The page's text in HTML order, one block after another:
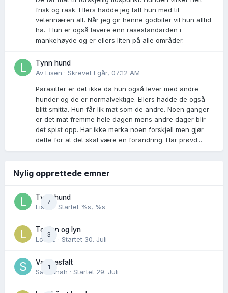
frisk og rask. Ellers hadde jeg tatt hun med til
veterinæren alt. Når jeg gir henne godbiter vil hun alltid
ha. Hun er også lavere enn rasestandarden i
mankehøyde og er ellers liten på alle områder.
Tynn hund
Av Lisen · Skrevet I går, 07:12 AM
Parasitter er det ikke da hun også lever med andre
hunder og de er normalvektige. Ellers hadde de også
blitt smitta. Hun får lik mat som de andre. Noen ganger
er det mat fremme hele dagen mens andre dager blir
det spist opp. Har ikke merka noen forskjell men gjør
dette for at det skal være en forandring. Har prøvd...
Nylig opprettede emner
7
Tynn hund
Lisen
· Startet %s, %s
3
Torden og lyn
Lovise · Startet 30. Juli
1
Varm asfalt
Savannah · Startet 29. Juli